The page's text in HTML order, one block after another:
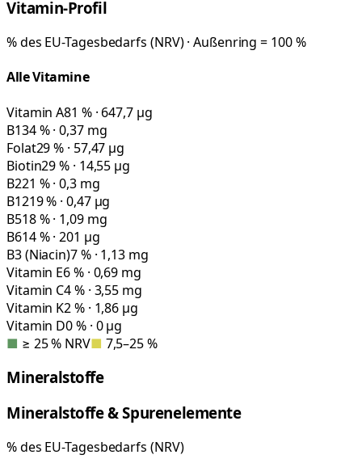
Vitamin-Profil
% des EU-Tagesbedarfs (NRV) · Außenring = 100 %
Alle Vitamine
Vitamin A81 % · 647,7 µg
B134 % · 0,37 mg
Folat29 % · 57,47 µg
Biotin29 % · 14,55 µg
B221 % · 0,3 mg
B1219 % · 0,47 µg
B518 % · 1,09 mg
B614 % · 201 µg
B3 (Niacin)7 % · 1,13 mg
Vitamin E6 % · 0,69 mg
Vitamin C4 % · 3,55 mg
Vitamin K2 % · 1,86 µg
Vitamin D0 % · 0 µg
■ ≥ 25 % NRV■ 7,5–25 %
Mineralstoffe
Mineralstoffe & Spurenelemente
% des EU-Tagesbedarfs (NRV)